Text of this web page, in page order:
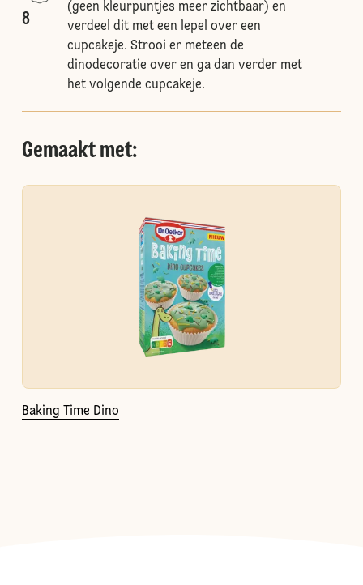
8
(geen kleurpuntjes meer zichtbaar) en
verdeel dit met een lepel over een
cupcakeje. Strooi er meteen de
dinodecoratie over en ga dan verder met
het volgende cupcakeje.
Gemaakt met:
Baking Time Dino